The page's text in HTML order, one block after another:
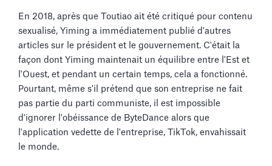
En 2018, après que Toutiao ait été critiqué pour contenu
sexualisé, Yiming a immédiatement publié d'autres
articles sur le président et le gouvernement. C'était la
façon dont Yiming maintenait un équilibre entre l'Est et
l'Ouest, et pendant un certain temps, cela a fonctionné.
Pourtant, même s'il prétend que son entreprise ne fait
pas partie du parti communiste, il est impossible
d'ignorer l'obéissance de ByteDance alors que
l'application vedette de l'entreprise, TikTok, envahissait
le monde.